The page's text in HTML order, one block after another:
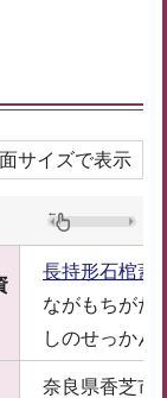
サイズで表示
長持形石棺蓋
ながもちがた
しのせっかん
奈良県香芝市